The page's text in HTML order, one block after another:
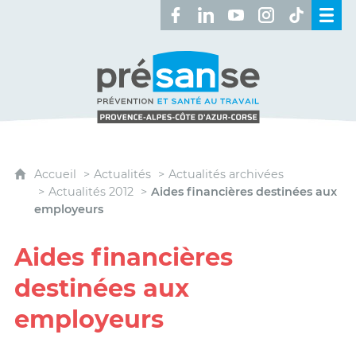
Retrouvez-nous sur Facebook
Retrouvez-nous sur
Retrouvez-nous sur
Retrouvez-
Accueil Actualités
Actualités archivées
Actualités 2012
Aides financières destinées aux
employeurs
Aides financières
destinées aux
employeurs